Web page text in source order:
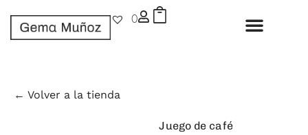
0
← Volver a la tienda
Juego de café